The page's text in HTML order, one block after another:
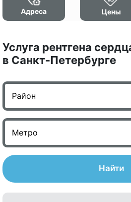
Адреса Цены
Услуга рентгена
в Санкт-Петербурге
Найти